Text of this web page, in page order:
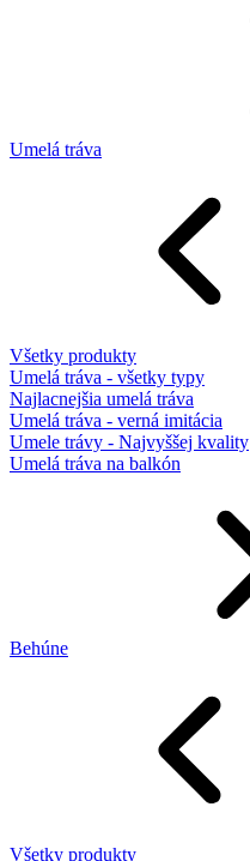
Umelá tráva
Všetky produkty
Umelá tráva - všetky typy
Najlacnejšia umelá tráva
Umelá tráva - verná imitácia
Umele trávy - Najvyššej kvality
Umelá tráva na balkón
Behúne
Všetky produkty